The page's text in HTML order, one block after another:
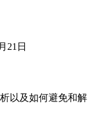
21日
以及如何避免和解